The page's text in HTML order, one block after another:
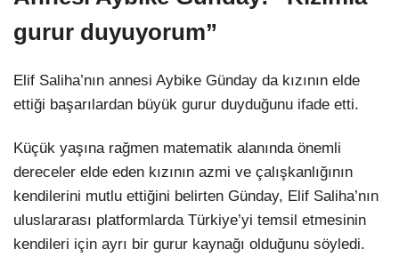
gurur duyuyorum”
Elif Saliha’nın annesi Aybike Günday da kızının elde
ettiği başarılardan büyük gurur duyduğunu ifade etti.
Küçük yaşına rağmen matematik alanında önemli
dereceler elde eden kızının azmi ve çalışkanlığının
kendilerini mutlu ettiğini belirten Günday, Elif Saliha’nın
uluslararası platformlarda Türkiye’yi temsil etmesinin
kendileri için ayrı bir gurur kaynağı olduğunu söyledi.